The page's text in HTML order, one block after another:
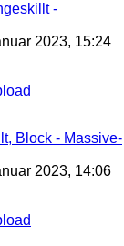
-
2023, 15:24
Block - Massive-
2023, 14:06